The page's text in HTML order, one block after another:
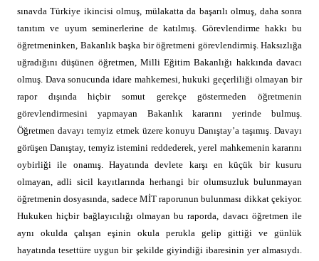
sınavda Türkiye ikincisi olmuş, mülakatta da başarılı olmuş, daha sonra
tanıtım ve uyum seminerlerine de katılmış. Görevlendirme hakkı bu
öğretmeninken, Bakanlık başka bir öğretmeni görevlendirmiş. Haksızlığa
uğradığını düşünen öğretmen, Milli Eğitim Bakanlığı hakkında davacı
olmuş. Dava sonucunda idare mahkemesi, hukuki geçerliliği olmayan bir
rapor dışında hiçbir somut gerekçe göstermeden öğretmenin
görevlendirmesini yapmayan Bakanlık kararını yerinde bulmuş.
Öğretmen davayı temyiz etmek üzere konuyu Danıştay’a taşımış. Davayı
görüşen Danıştay, temyiz istemini reddederek, yerel mahkemenin kararını
oybirliği ile onamış. Hayatında devlete karşı en küçük bir kusuru
olmayan, adli sicil kayıtlarında herhangi bir olumsuzluk bulunmayan
öğretmenin dosyasında, sadece MİT raporunun bulunması dikkat çekiyor.
Hukuken hiçbir bağlayıcılığı olmayan bu raporda, davacı öğretmen ile
aynı okulda çalışan eşinin okula perukla gelip gittiği ve günlük
hayatında tesettüre uygun bir şekilde giyindiği ibaresinin yer almasıydı.